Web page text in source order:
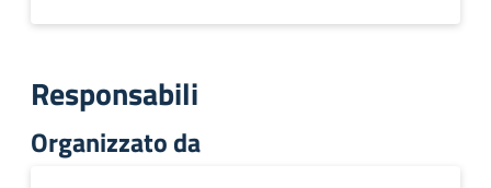
Responsabili
Organizzato da